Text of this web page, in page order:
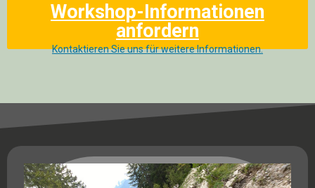
Workshop-Informationen
anfordern
Kontaktieren Sie uns für weitere Informationen.